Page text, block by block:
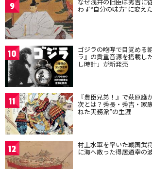
9 わず“自分の味方”に変え
10 ゴジラの咆哮で目覚める
ラ』の貴重音源を搭載し
し時計」が新発売
11 『豊臣兄弟！』で萩原護
次とは？秀長・秀吉・家
ねた実務派”の生涯
12 村上水軍を率いた戦国武
に海へ散った得居通幸の